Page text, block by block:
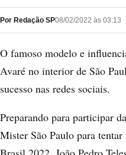
Por Redação SP08/02/2022 às 03:13
O famoso modelo e
Avaré no interior de São
sucesso nas redes sociais.
Preparando para participar
Mister São Paulo para